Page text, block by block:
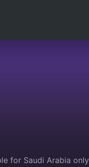
for Saudi Arabia only